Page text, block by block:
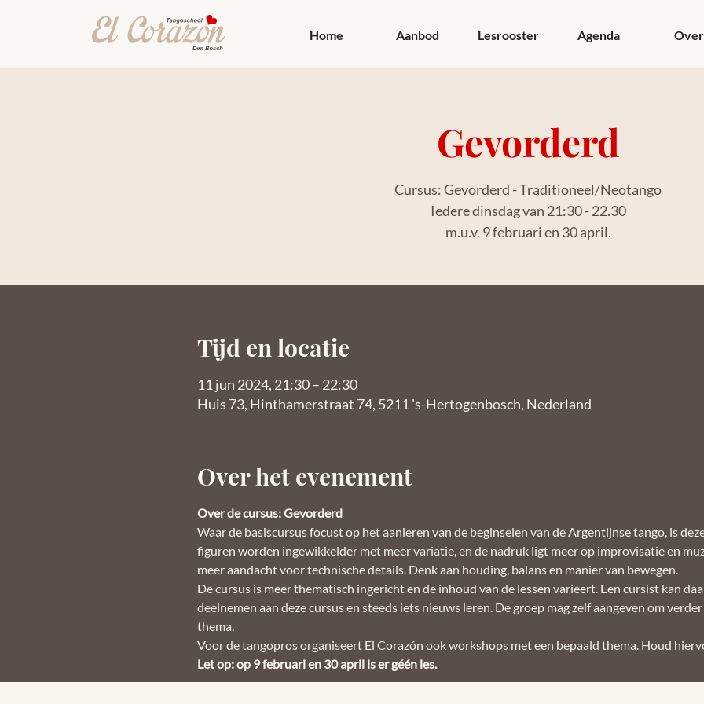
Home Aanbod Lesrooster Agenda Over
Gevorderd
Cursus: Gevorderd - Traditioneel/Neotango
Iedere dinsdag van 21:30 - 22.30
m.u.v. 9 februari en 30 april.
Tijd en locatie
11 jun 2024, 21:30 – 22:30
Huis 73, Hinthamerstraat 74, 5211 's-Hertogenbosch, Nederland
Over het evenement
Over de cursus: Gevorderd
Waar de basiscursus focust op het aanleren van de beginselen van de Argentijnse tango, is
figuren worden ingewikkelder met meer variatie, en de nadruk ligt meer op improvisatie en
meer aandacht voor technische details. Denk aan houding, balans en manier van bewegen.
De cursus is meer thematisch ingericht en de inhoud van de lessen varieert. Een cursist kan
deelnemen aan deze cursus en steeds iets nieuws leren. De groep mag zelf aangeven om
thema.
Voor de tangopros organiseert El Corazón ook workshops met een bepaald thema. Houd
Let op: op 9 februari en 30 april is er géén les.